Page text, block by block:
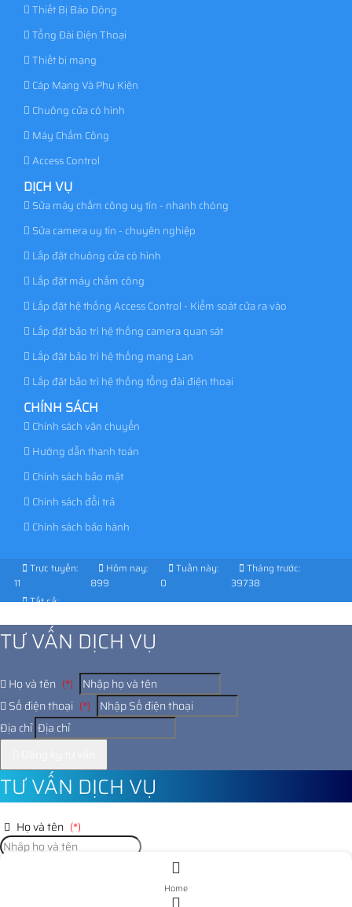
Thiết Bị Báo Động
Tổng Đài Điện Thoại
Thiết bị mạng
Cáp Mạng Và Phụ Kiện
Chuông cửa có hình
Máy Chấm Công
Access Control
DỊCH VỤ
Sửa máy chấm công uy tín - nhanh chóng
Sửa camera uy tín - chuyên nghiệp
Lắp đặt chuông cửa có hình
Lắp đặt máy chấm công
Lắp đặt hệ thống Access Control - Kiểm soát cửa ra vào
Lắp đặt bảo trì hệ thống camera quan sát
Lắp đặt bảo trì hệ thống mạng Lan
Lắp đặt bảo trì hệ thống tổng đài điện thoại
CHÍNH SÁCH
Chính sách vận chuyển
Hướng dẫn thanh toán
Chính sách bảo mật
Chính sách đổi trả
Chính sách bảo hành
Trực tuyến:
11
Hôm nay:
899
Tuần này:
0
Tháng trước:
39738
Tất cả:
TƯ VẤN DỊCH VỤ
Họ và tên (*)
Số điện thoại (*)
Địa chỉ
TƯ VẤN DỊCH VỤ
Họ và tên (*)
Home